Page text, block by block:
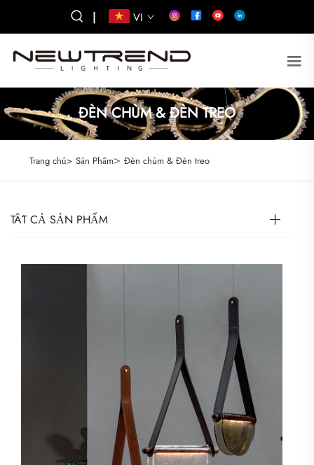
| VI
ĐÈN CHÙM & ĐÈN TREO
Trang chủ> Sản Phẩm> Đèn chùm & Đèn treo
TẤT CẢ SẢN PHẨM